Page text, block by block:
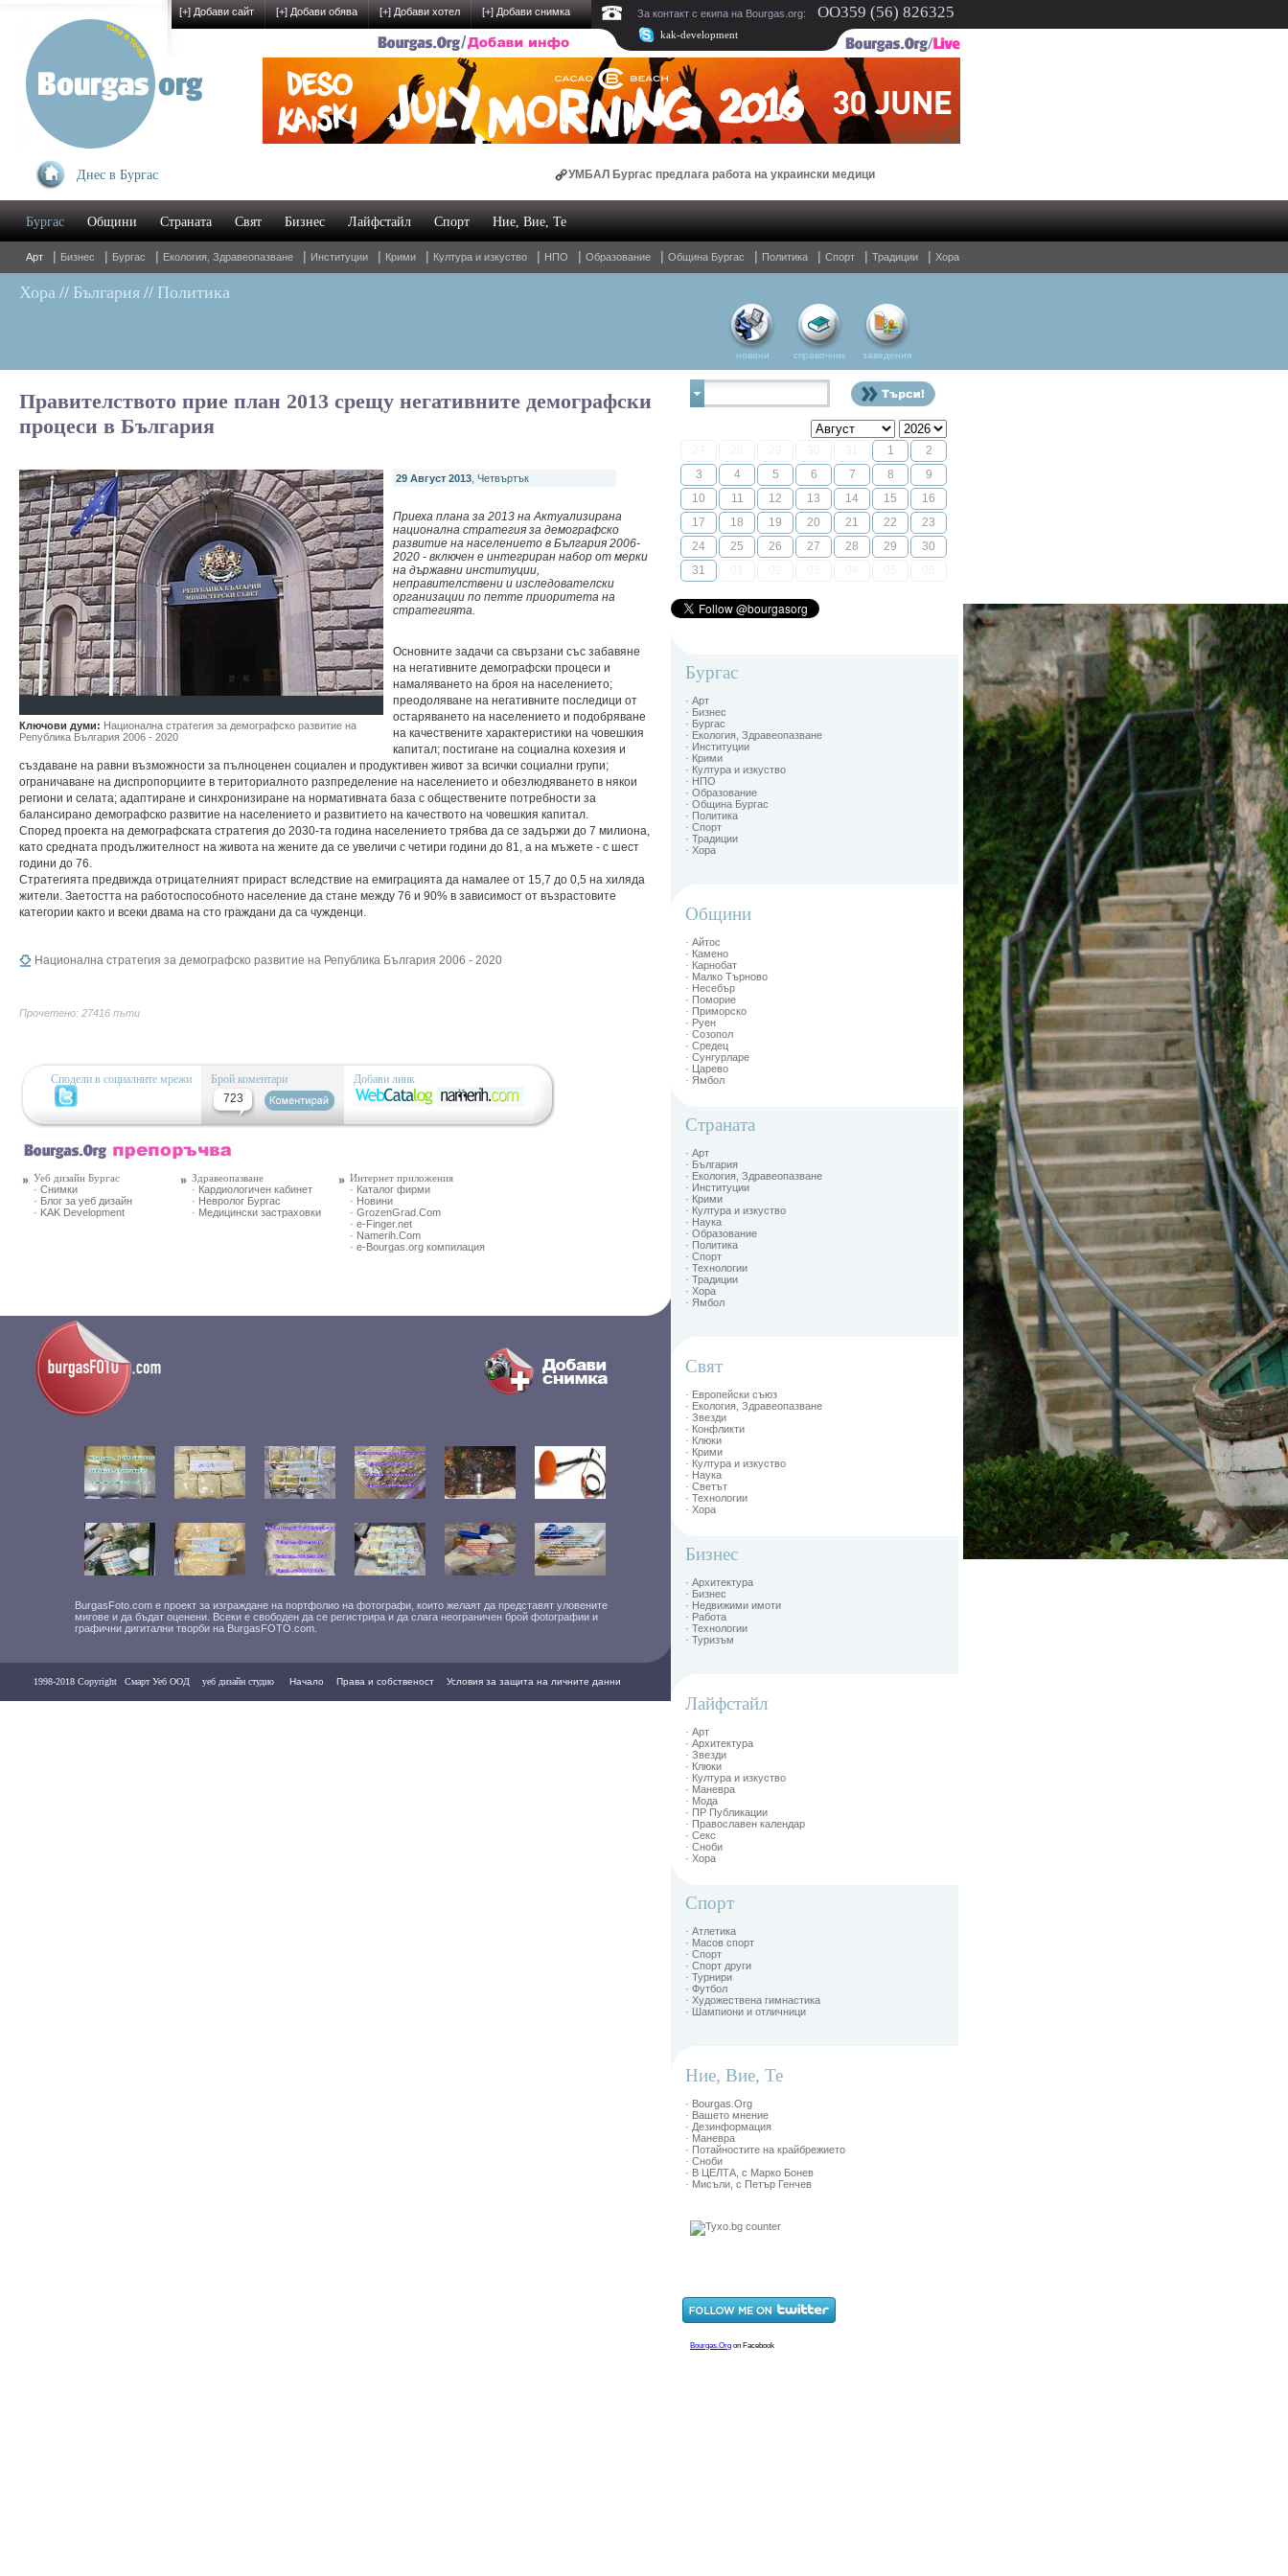
Днес в Бургас УМБАЛ Бургас предлага работа на украински медици
Oнлайн магазин за спални комплекти и домашен текстил
Бургас Общини Страната Свят Бизнес Лайфстайл Спорт Ние, Вие, Те
Арт | Бизнес | Бургас | Екология, Здравеопазване | Институции | Крими | Култура и изкуство | НПО | Образование | Община Бургас | Политика | Спорт | Традиции | Хора
Хора // България // Политика
новини справочник заведения
Правителството прие план 2013 срещу негативните демографски
процеси в България
Ключови думи: Национална стратегия за демографско развитие на
Република България 2006 - 2020
29 Август 2013 , Четвъртък
Приеха плана за 2013 на Актуализирана
национална стратегия за демографско
развитие на населението в България 2006-
2020 - включен е интегриран набор от мерки
на държавни институции,
неправителствени и изследователски
организации по петте приоритета на
стратегията.
Основните задачи са свързани със забавяне
на негативните демографски процеси и
намаляването на броя на населението;
преодоляване на негативните последици от
остаряването на населението и подобряване
на качествените характеристики на човешкия
капитал; постигане на социална кохезия и
създаване на равни възможности за пълноценен социален и продуктивен живот за всички социални групи;
ограничаване на диспропорциите в териториалното разпределение на населението и обезлюдяването в някои
региони и селата; адаптиране и синхронизиране на нормативната база с обществените потребности за
балансирано демографско развитие на населението и развитието на качеството на човешкия капитал.
Според проекта на демографската стратегия до 2030-та година населението трябва да се задържи до 7 милиона,
като средната продължителност на живота на жените да се увеличи с четири години до 81, а на мъжете - с шест
години до 76.
Стратегията предвижда отрицателният прираст вследствие на емиграцията да намалее от 15,7 до 0,5 на хиляда
жители. Заетостта на работоспособното население да стане между 76 и 90% в зависимост от възрастовите
категории както и всеки двама на сто граждани да са чужденци.
Национална стратегия за демографско развитие на Република България 2006 - 2020
Прочетено: 27416 пъти
Сподели в социалните мрежи
Брой коментари
723
Добави линк
Уеб дизайн Бургас
· Снимки
· Блог за уеб дизайн
· KAK Development
Здравеопазване
· Кардиологичен кабинет
· Невролог Бургас
· Медицински застраховки
Интернет приложения
· Каталог фирми
· Новини
· GrozenGrad.Com
· e-Finger.net
· Namerih.Com
· e-Bourgas.org компилация
BurgasFoto.com е проект за изграждане на портфолио на фотографи, които желаят да представят уловените
мигове и да бъдат оценени. Всеки е свободен да се регистрира и да слага неограничен брой фоtографии и
графични дигитални творби на BurgasFOTO.com.
1998-2018 Copyright Смарт Уеб ООД уеб дизайн студио Начало Права и собственост Условия за защита на личните данни
1
2
3
4 5 6 7 8
9
10
11 12 13 14 15
16
17
18 19 20 21 22
23
24
25 26 27 28 29
30
31
Бургас
· Арт
· Бизнес
· Бургас
· Екология, Здравеопазване
· Институции
· Крими
· Култура и изкуство
· НПО
· Образование
· Община Бургас
· Политика
· Спорт
· Традиции
· Хора
Общини
· Айтос
· Камено
· Карнобат
· Малко Търново
· Несебър
· Поморие
· Приморско
· Руен
· Созопол
· Средец
· Сунгурларе
· Царево
· Ямбол
Страната
· Арт
· България
· Екология, Здравеопазване
· Институции
· Крими
· Култура и изкуство
· Наука
· Образование
· Политика
· Спорт
· Технологии
· Традиции
· Хора
· Ямбол
Свят
· Европейски съюз
· Екология, Здравеопазване
· Звезди
· Конфликти
· Клюки
· Крими
· Култура и изкуство
· Наука
· Светът
· Технологии
· Хора
Бизнес
· Архитектура
· Бизнес
· Недвижими имоти
· Работа
· Технологии
· Туризъм
Лайфстайл
· Арт
· Архитектура
· Звезди
· Клюки
· Култура и изкуство
· Маневра
· Мода
· ПР Публикации
· Православен календар
· Секс
· Сноби
· Хора
Спорт
· Атлетика
· Масов спорт
· Спорт
· Спорт други
· Турнири
· Футбол
· Художествена гимнастика
· Шампиони и отличници
Ние, Вие, Те
· Bourgas.Org
· Вашето мнение
· Дезинформация
· Маневра
· Потайностите на крайбрежието
· Сноби
· В ЦЕЛТА, с Марко Бонев
· Мисъли, с Петър Генчев
[+] Добави сайт [+] Добави обява [+] Добави хотел [+] Добави снимка За контакт с екипа на Bourgas.org: OO359 (56) 826325
kak-development